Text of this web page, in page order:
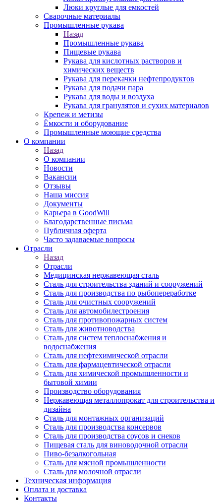
Люки круглые для емкостей
Сварочные материалы
Промышленные рукава
Назад
Промышленные рукава
Пищевые рукава
Рукава для кислотных растворов и
химических веществ
Рукава для перекачки нефтепродуктов
Рукава для подачи пара
Рукава для воды и воздуха
Рукава для гранулятов и сухих материалов
Крепеж и метизы
Ёмкости и оборудование
Промышленные моющие средства
О компании
Назад
О компании
Новости
Вакансии
Отзывы
Наша миссия
Документы
Карьера в GoodWill
Благодарственные письма
Публичная оферта
Часто задаваемые вопросы
Отрасли
Назад
Отрасли
Медицинcкая нержавеющая сталь
Сталь для строительства зданий и сооружений
Сталь для производства по рыбопереработке
Сталь для очистных сооружений
Сталь для автомобилестроения
Сталь для противопожарных систем
Сталь для животноводства
Сталь для систем теплоснабжения и
водоснабжения
Сталь для нефтехимической отрасли
Сталь для фармацевтической отрасли
Сталь для химической промышленности и
бытовой химии
Производство оборудования
Нержавеющая металлопрокат для строительства и
дизайна
Сталь для монтажных организаций
Сталь для производства консервов
Сталь для производства соусов и снеков
Пищевая сталь для виноводочной отрасли
Пиво-безалкогольная
Сталь для мясной промышленности
Сталь для молочной отрасли
Техническая информация
Оплата и доставка
Контакты